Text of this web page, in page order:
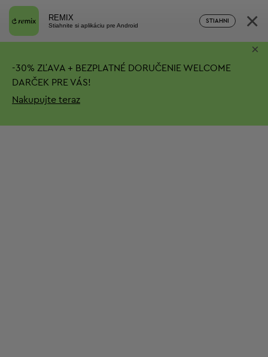
REMIX
Stiahnite si aplikáciu pre Android
STIAHNI ×
-30% ZĽAVA + BEZPLATNÉ DORUČENIE WELCOME
DARČEK PRE VÁS!
Nakupujte teraz
×